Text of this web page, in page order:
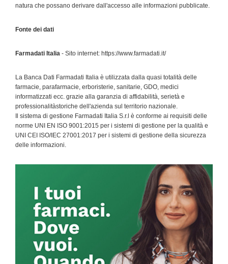
natura che possano derivare dall'accesso alle informazioni pubblicate.
Fonte dei dati
Farmadati Italia - Sito internet: https://www.farmadati.it/
La Banca Dati Farmadati Italia è utilizzata dalla quasi totalità delle
farmacie, parafarmacie, erboristerie, sanitarie, GDO, medici
informatizzati ecc. grazie alla garanzia di affidabilità, serietà e
professionalitàstoriche dell'azienda sul territorio nazionale.
Il sistema di gestione Farmadati Italia S.r.l è conforme ai requisiti delle
norme UNI EN ISO 9001:2015 per i sistemi di gestione per la qualità e
UNI CEI ISO/IEC 27001:2017 per i sistemi di gestione della sicurezza
delle informazioni.
Sidebar